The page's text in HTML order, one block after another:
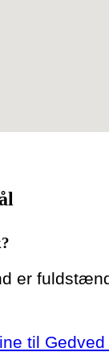
er
til Gedved